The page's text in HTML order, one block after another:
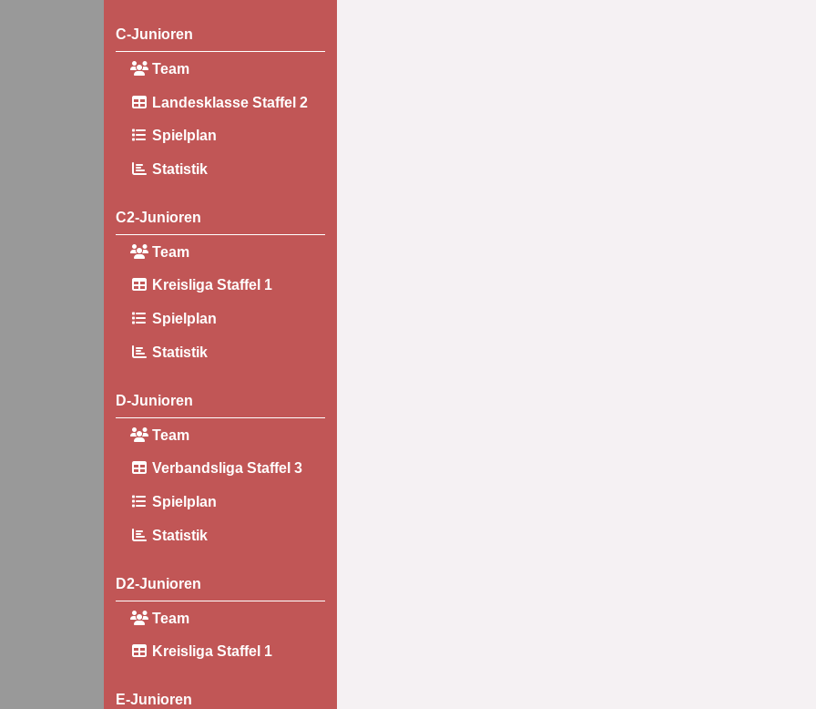
C-Junioren
Team
Landesklasse Staffel 2
Spielplan
Statistik
C2-Junioren
Team
Kreisliga Staffel 1
Spielplan
Statistik
D-Junioren
Team
Verbandsliga Staffel 3
Spielplan
Statistik
D2-Junioren
Team
Kreisliga Staffel 1
E-Junioren